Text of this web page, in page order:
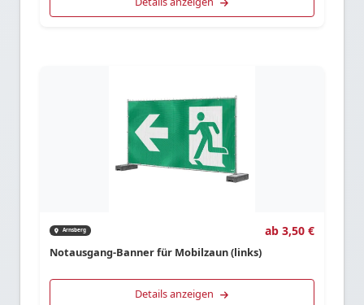
Arnsberg ab 3,50 €
Notausgang-Banner für Mobilzaun (links)
Details anzeigen